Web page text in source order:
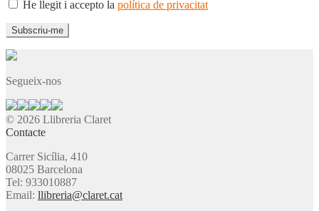
He llegit i accepto la política de privacitat
Segueix-nos
© 2026 Llibreria Claret
Contacte
Carrer Sicília, 410
08025 Barcelona
Tel: 933010887
Email: llibreria@claret.cat